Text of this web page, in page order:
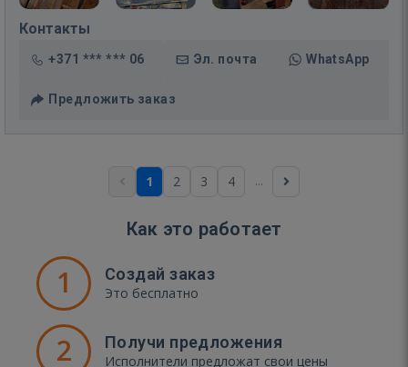
Контакты
+371 *** *** 06 Эл. почта WhatsApp
Предложить заказ
1 2 3 4 ...
Как это работает
1 Создай заказ
Это бесплатно
2 Получи предложения
Исполнители предложат свои цены